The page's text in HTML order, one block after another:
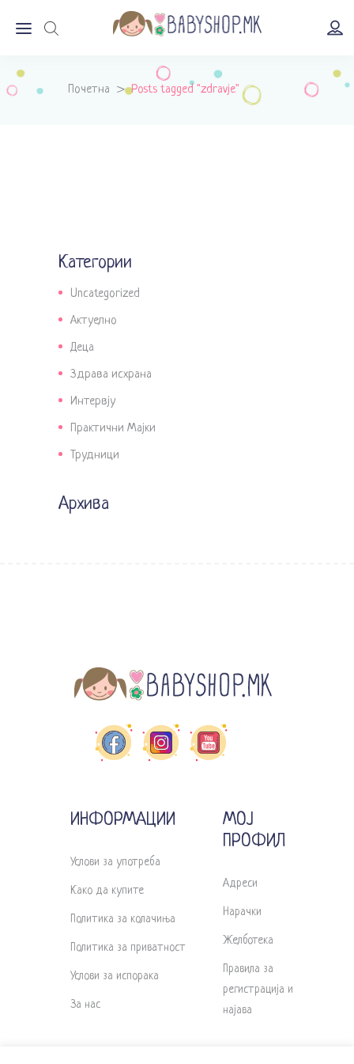
Почетна >Posts tagged "zdravje"
Категории
Uncategorized
Актуелно
Деца
Здрава исхрана
Интервју
Практични Мајки
Трудници
Архива
ИНФОРМАЦИИ
Услови за употреба
Како да купите
Политика за колачиња
Политика за приватност
Услови за испорака
За нас
МОЈ
ПРОФИЛ
Адреси
Нарачки
Желботека
Правила за
регистрација и
најава